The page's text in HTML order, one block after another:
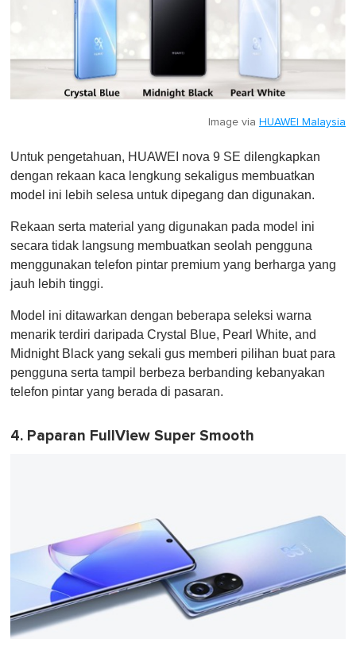
Image via HUAWEI Malaysia
Untuk pengetahuan, HUAWEI nova 9 SE dilengkapkan
dengan rekaan kaca lengkung sekaligus membuatkan
model ini lebih selesa untuk dipegang dan digunakan.
Rekaan serta material yang digunakan pada model ini
secara tidak langsung membuatkan seolah pengguna
menggunakan telefon pintar premium yang berharga yang
jauh lebih tinggi.
Model ini ditawarkan dengan beberapa seleksi warna
menarik terdiri daripada Crystal Blue, Pearl White, and
Midnight Black yang sekali gus memberi pilihan buat para
pengguna serta tampil berbeza berbanding kebanyakan
telefon pintar yang berada di pasaran.
4. Paparan FullView Super Smooth